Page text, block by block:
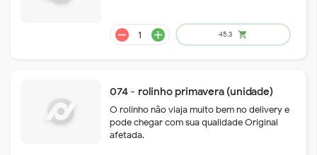
remove add 61.6
074 - rolinho primavera (unidade)
O rolinho não viaja muito bem no delivery e
pode chegar com sua qualidade Original
afetada.